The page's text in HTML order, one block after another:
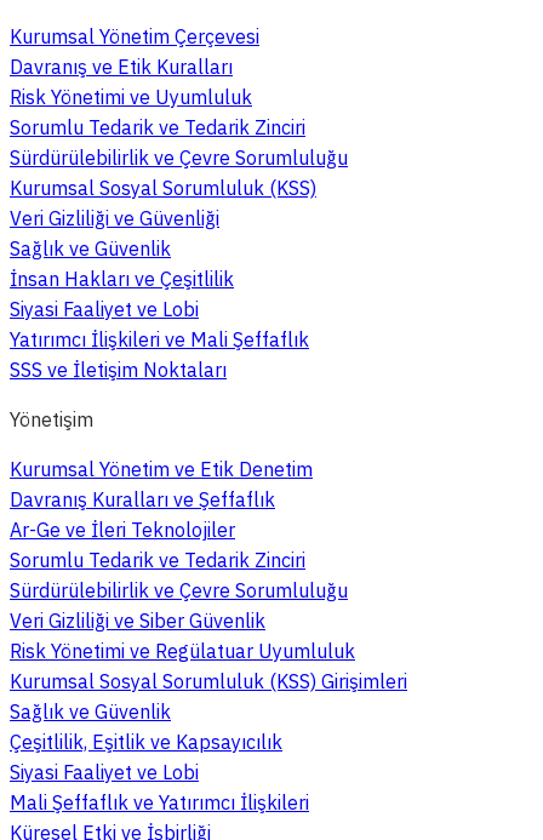
Kurumsal Yönetim Çerçevesi
Davranış ve Etik Kuralları
Risk Yönetimi ve Uyumluluk
Sorumlu Tedarik ve Tedarik Zinciri
Sürdürülebilirlik ve Çevre Sorumluluğu
Kurumsal Sosyal Sorumluluk (KSS)
Veri Gizliliği ve Güvenliği
Sağlık ve Güvenlik
İnsan Hakları ve Çeşitlilik
Siyasi Faaliyet ve Lobi
Yatırımcı İlişkileri ve Mali Şeffaflık
SSS ve İletişim Noktaları
Yönetişim
Kurumsal Yönetim ve Etik Denetim
Davranış Kuralları ve Şeffaflık
Ar-Ge ve İleri Teknolojiler
Sorumlu Tedarik ve Tedarik Zinciri
Sürdürülebilirlik ve Çevre Sorumluluğu
Veri Gizliliği ve Siber Güvenlik
Risk Yönetimi ve Regülatuar Uyumluluk
Kurumsal Sosyal Sorumluluk (KSS) Girişimleri
Sağlık ve Güvenlik
Çeşitlilik, Eşitlik ve Kapsayıcılık
Siyasi Faaliyet ve Lobi
Mali Şeffaflık ve Yatırımcı İlişkileri
Küresel Etki ve İşbirliği